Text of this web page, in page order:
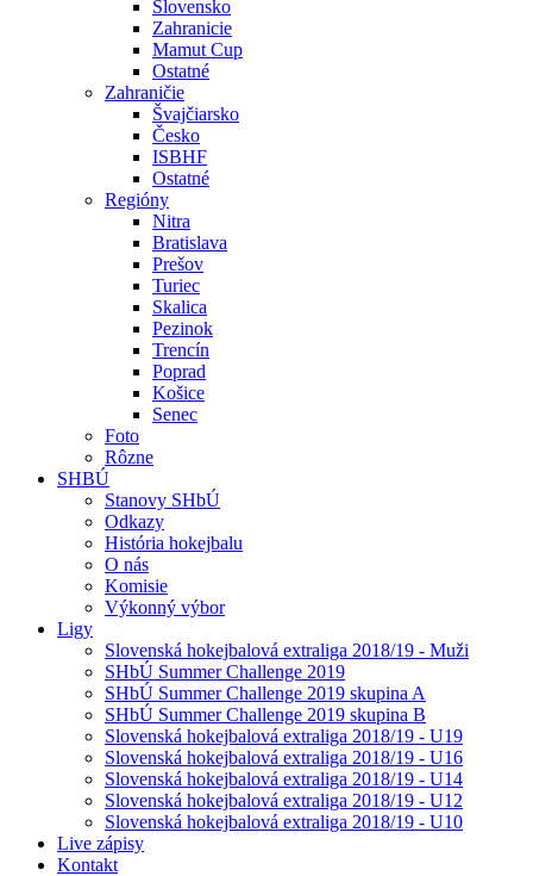
Slovensko
Zahranicie
Mamut Cup
Ostatné
Zahraničie
Švajčiarsko
Česko
ISBHF
Ostatné
Regióny
Nitra
Bratislava
Prešov
Turiec
Skalica
Pezinok
Trencín
Poprad
Košice
Senec
Foto
Rôzne
SHBÚ
Stanovy SHbÚ
Odkazy
História hokejbalu
O nás
Komisie
Výkonný výbor
Ligy
Slovenská hokejbalová extraliga 2018/19 - Muži
SHbÚ Summer Challenge 2019
SHbÚ Summer Challenge 2019 skupina A
SHbÚ Summer Challenge 2019 skupina B
Slovenská hokejbalová extraliga 2018/19 - U19
Slovenská hokejbalová extraliga 2018/19 - U16
Slovenská hokejbalová extraliga 2018/19 - U14
Slovenská hokejbalová extraliga 2018/19 - U12
Slovenská hokejbalová extraliga 2018/19 - U10
Live zápisy
Kontakt